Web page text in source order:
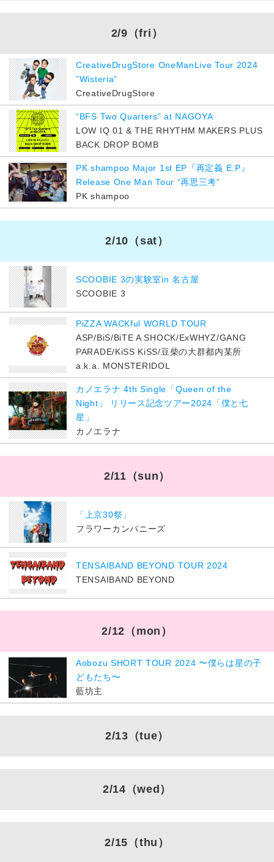
2/9 （fri）
CreativeDrugStore OneManLive Tour 2024
”Wisteria”
CreativeDrugStore
“BFS Two Quarters” at NAGOYA
LOW IQ 01 & THE RHYTHM MAKERS PLUS
BACK DROP BOMB
PK shampoo Major 1st EP『再定義 E.P』
Release One Man Tour “再思三考”
PK shampoo
2/10 （sat）
SCOOBIE 3の実験室in 名古屋
SCOOBIE 3
PiZZA WACKful WORLD TOUR
ASP/BiS/BiTE A SHOCK/ExWHYZ/GANG
PARADE/KiSS KiSS/豆柴の大群都内某所
a.k.a. MONSTERIDOL
カノエラナ 4th Single「Queen of the
Night」 リリース記念ツアー2024「僕と七
星」
カノエラナ
2/11 （sun）
「上京30祭」
フラワーカンパニーズ
TENSAIBAND BEYOND TOUR 2024
TENSAIBAND BEYOND
2/12 （mon）
Aobozu SHORT TOUR 2024 〜僕らは星の子
どもたち〜
藍坊主
2/13 （tue）
2/14 （wed）
2/15 （thu）